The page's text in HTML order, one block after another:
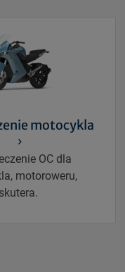
motocykla
OC dla
motoroweru,
skutera.